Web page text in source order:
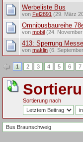
Werbeliste Bus
von Fel2891(29. März
Omnibusbaureihe
von mobil (24.
413: Sperrung
von maklin(6.
1 2 3 4 5 6 7
Sortierung nach